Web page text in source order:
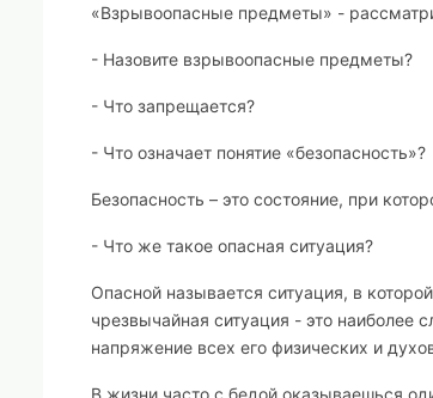
«Взрывоопасные предметы» -
- Назовите взрывоопасные предметы?
- Что запрещается?
- Что означает понятие «безопасность»?
Безопасность – это состояние, при
- Что же такое опасная ситуация?
Опасной называется ситуация, в
чрезвычайная ситуация - это наиболее
напряжение всех его физических и
В жизни часто с бедой оказываешься